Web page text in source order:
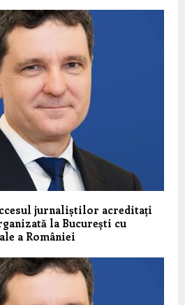
jurnaliștilor acreditați
la București cu
a României